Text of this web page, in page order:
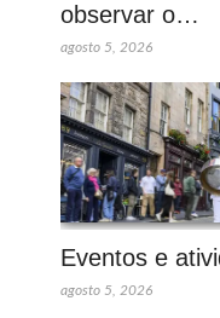
observar o…
agosto 5, 2026
Eventos e
agosto 5, 2026